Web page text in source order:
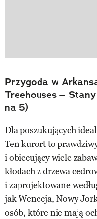
Przygoda w
Treehouses –
na 5)
Dla poszukujących
Ten kurort to
i obiecujący wiele
kłodach z drzewa
i zaprojektowane
jak Wenecja, Nowy
osób, które nie mają